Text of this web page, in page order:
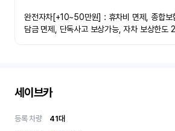
완전자차[+10~50만원] : 휴차비 면제, 종합보
담금 면제, 단독사고 보상가능, 자차 보상한도
세이브카
등록 차량 41대